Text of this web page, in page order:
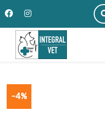
-4%